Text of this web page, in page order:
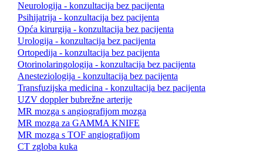
Neurologija - konzultacija bez pacijenta
Psihijatrija - konzultacija bez pacijenta
Opća kirurgija - konzultacija bez pacijenta
Urologija - konzultacija bez pacijenta
Ortopedija - konzultacija bez pacijenta
Otorinolaringologija - konzultacija bez pacijenta
Anesteziologija - konzultacija bez pacijenta
Transfuzijska medicina - konzultacija bez pacijenta
UZV doppler bubrežne arterije
MR mozga s angiografijom mozga
MR mozga za GAMMA KNIFE
MR mozga s TOF angiografijom
CT zgloba kuka